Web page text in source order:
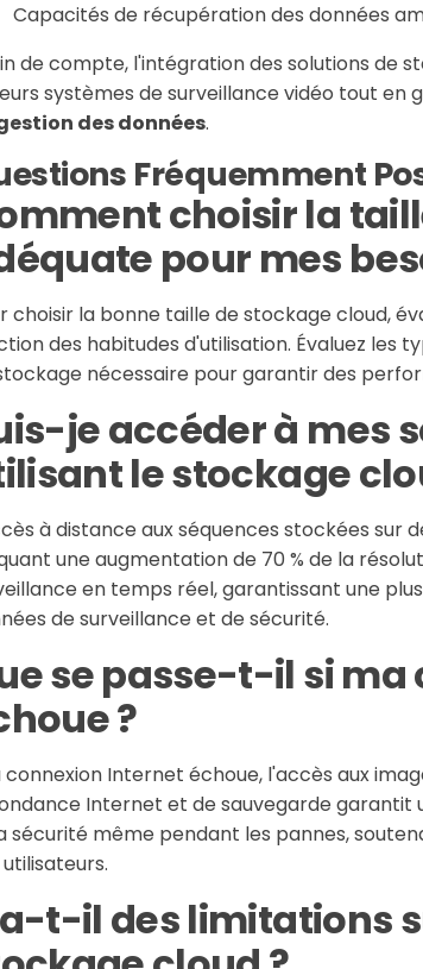
Capacités de récupération des données
de compte, l'intégration des solutions de
systèmes de surveillance vidéo tout
des données.
Fréquemment
choisir la
pour mes
choisir la bonne taille de stockage cloud,
des habitudes d'utilisation. Évaluez les
nécessaire pour garantir des
je accéder à mes
le stockage
à distance aux séquences stockées
une augmentation de 70 % de la
en temps réel, garantissant une
de surveillance et de sécurité.
se passe-t-il si
?
connexion Internet échoue, l'accès aux
Internet et de sauvegarde garantit
sécurité même pendant les pannes,
t-il des limitations